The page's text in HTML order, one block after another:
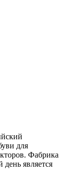
для
Фабрика
день является